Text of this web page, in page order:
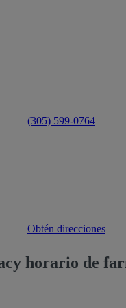
(305) 599-0764
Obtén direcciones
horario de